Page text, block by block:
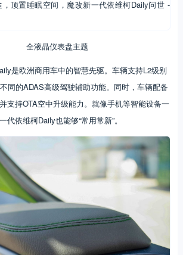
全液晶仪表盘主题
是欧洲商用车中的智慧先驱。车辆支持L2级别
同的ADAS高级驾驶辅助功能。同时，车辆配备
支持OTA空中升级能力。就像手机等智能设备一
代依维柯Daily也能够“常用常新”。